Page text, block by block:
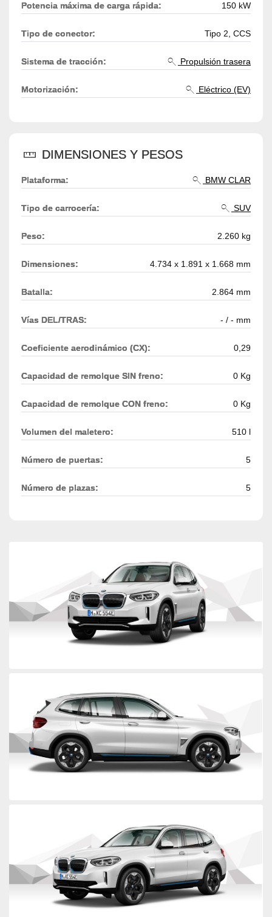
Potencia máxima de carga rápida: 150 kW
Tipo de conector: Tipo 2, CCS
Sistema de tracción: Propulsión trasera
Motorización: Eléctrico (EV)
DIMENSIONES Y PESOS
Plataforma: BMW CLAR
Tipo de carrocería: SUV
Peso: 2.260 kg
Dimensiones: 4.734 x 1.891 x 1.668 mm
Batalla: 2.864 mm
Vías DEL/TRAS: - / - mm
Coeficiente aerodinámico (CX): 0,29
Capacidad de remolque SIN freno: 0 Kg
Capacidad de remolque CON freno: 0 Kg
Volumen del maletero: 510 l
Número de puertas: 5
Número de plazas: 5